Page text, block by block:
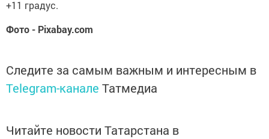
+11 градус.
Фото - Pixabay.com
Следите за самым важным и интересным в
Telegram-канале Татмедиа
Читайте новости Татарстана в